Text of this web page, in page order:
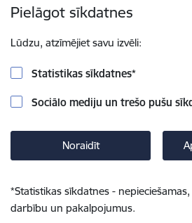
Pielāgot sīkdatnes
Lūdzu, atzīmējiet savu izvēli:
Statistikas sīkdatnes*
Sociālo mediju un trešo pušu
Noraidīt
*Statistikas sīkdatnes -
darbību un pakalpojumus.